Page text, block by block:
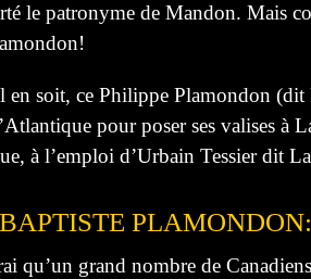
le patronyme de Mandon. Mais
en soit, ce Philippe Plamondon
pour poser ses valises
à l’emploi d’Urbain Tessier dit
qu’un grand nombre de